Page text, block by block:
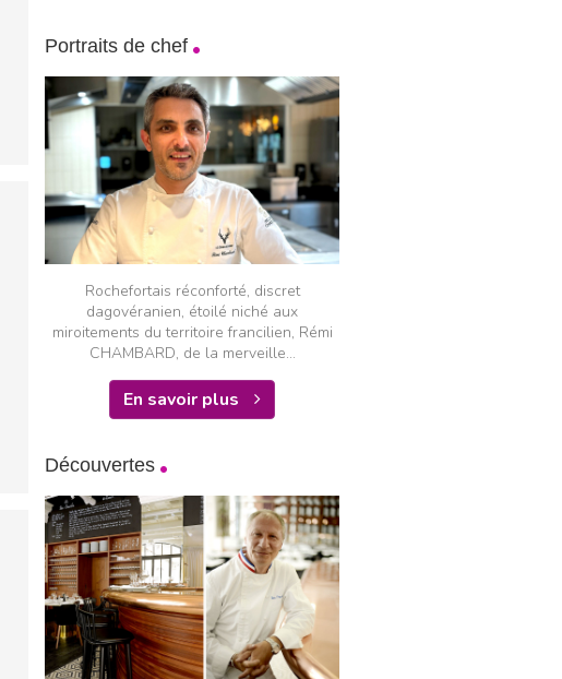
Portraits de chef
Rochefortais réconforté, discret
dagovéranien, étoilé niché aux
miroitements du territoire francilien, Rémi
CHAMBARD, de la merveille...
En savoir plus
Découvertes